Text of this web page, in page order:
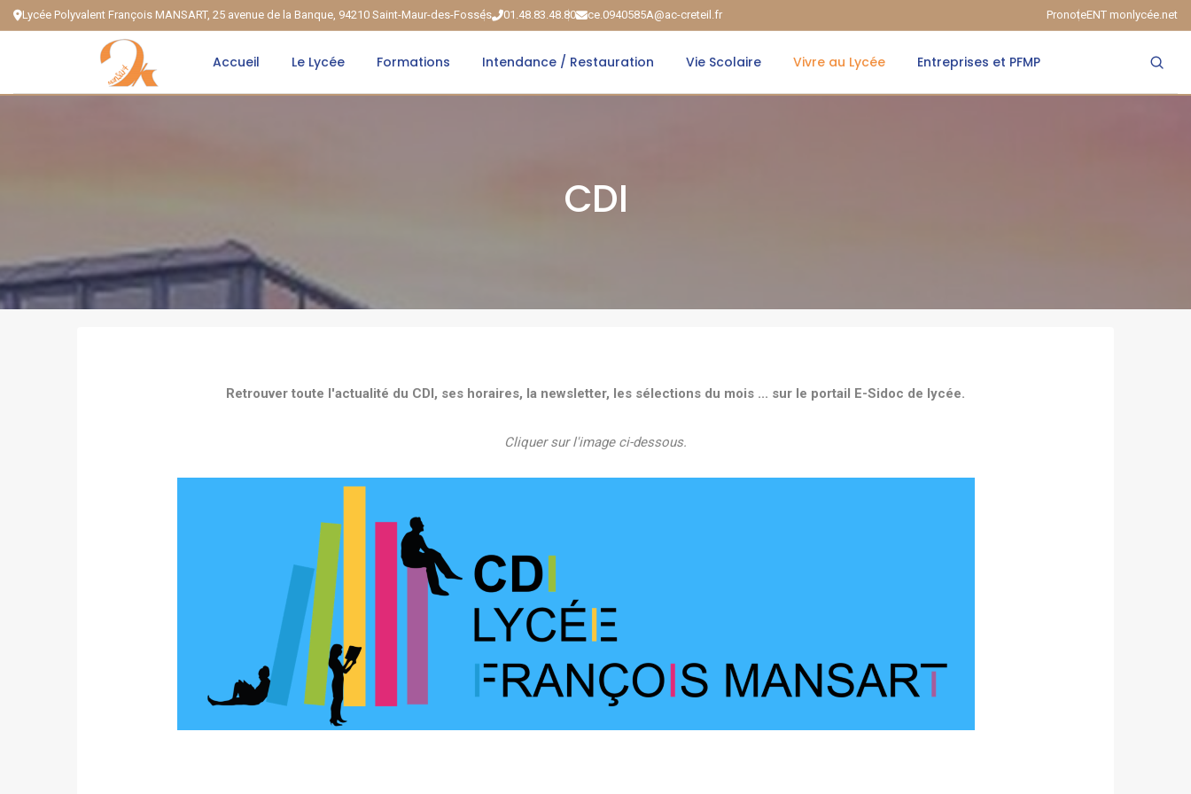
Lycée Polyvalent François MANSART, 25 avenue de la Banque, 94210 Saint-Maur-des-Fossés 01.48.83.48.80 ce.0940585A@ac-creteil.fr PronoteENT monlycée.net
Accueil Le Lycée Formations Intendance / Restauration Vie Scolaire Vivre au Lycée Entreprises et PFMP
CDI
Retrouver toute l'actualité du CDI, ses horaires, la newsletter, les sélections du mois ... sur le portail E-Sidoc de lycée.
Cliquer sur l'image ci-dessous.